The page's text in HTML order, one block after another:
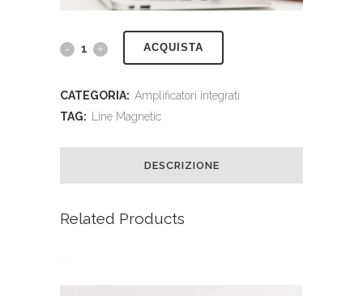
ACQUISTA
CATEGORIA: Amplificatori integrati
TAG:
Line Magnetic
DESCRIZIONE
Related Products